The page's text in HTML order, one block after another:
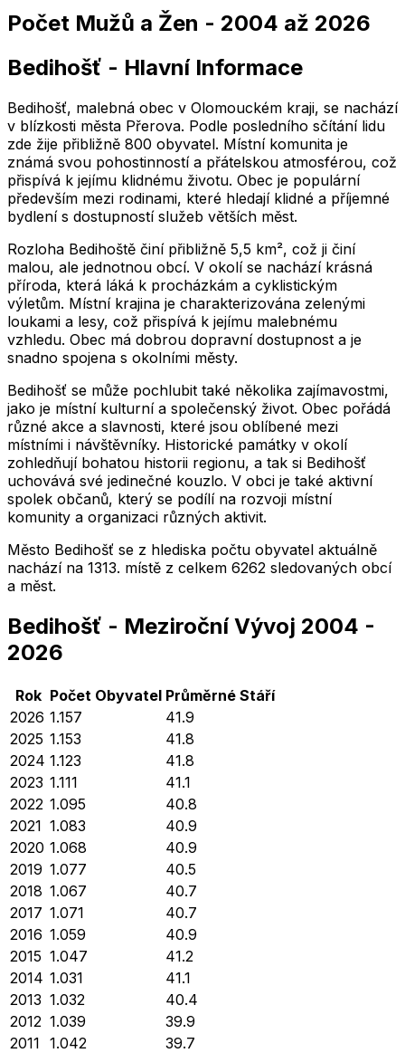
2,005 2,010 2,015 2,020 2,025
2,005 2,010 2,015 2,020 2,025
Počet Mužů a Žen - 2004 až 2026
Bedihošť - Hlavní Informace
Bedihošť, malebná obec v Olomouckém kraji, se nachází
v blízkosti města Přerova. Podle posledního sčítání lidu
zde žije přibližně 800 obyvatel. Místní komunita je
známá svou pohostinností a přátelskou atmosférou, což
přispívá k jejímu klidnému životu. Obec je populární
především mezi rodinami, které hledají klidné a příjemné
bydlení s dostupností služeb větších měst.
Rozloha Bedihoště činí přibližně 5,5 km², což ji činí
malou, ale jednotnou obcí. V okolí se nachází krásná
příroda, která láká k procházkám a cyklistickým
výletům. Místní krajina je charakterizována zelenými
loukami a lesy, což přispívá k jejímu malebnému
vzhledu. Obec má dobrou dopravní dostupnost a je
snadno spojena s okolními městy.
Bedihošť se může pochlubit také několika zajímavostmi,
jako je místní kulturní a společenský život. Obec pořádá
různé akce a slavnosti, které jsou oblíbené mezi
místními i návštěvníky. Historické památky v okolí
zohledňují bohatou historii regionu, a tak si Bedihošť
uchovává své jedinečné kouzlo. V obci je také aktivní
spolek občanů, který se podílí na rozvoji místní
komunity a organizaci různých aktivit.
Město Bedihošť se z hlediska počtu obyvatel aktuálně
nachází na 1313. místě z celkem 6262 sledovaných obcí
a měst.
Bedihošť - Meziroční Vývoj 2004 -
2026
Rok Počet Obyvatel Průměrné Stáří
2026 1.157
41.9
2025 1.153
41.8
2024 1.123
41.8
2023 1.111
41.1
2022 1.095
40.8
2021 1.083
40.9
2020 1.068
40.9
2019 1.077
40.5
2018 1.067
40.7
2017 1.071
40.7
2016 1.059
40.9
2015 1.047
41.2
2014 1.031
41.1
2013 1.032
40.4
2012 1.039
39.9
2011 1.042 39.7